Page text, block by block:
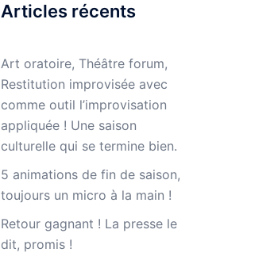
Articles récents
Art oratoire, Théâtre forum,
Restitution improvisée avec
comme outil l’improvisation
appliquée ! Une saison
culturelle qui se termine bien.
5 animations de fin de saison,
toujours un micro à la main !
Retour gagnant ! La presse le
dit, promis !